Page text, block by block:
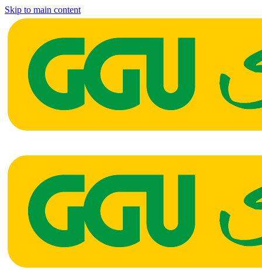
Skip to main content